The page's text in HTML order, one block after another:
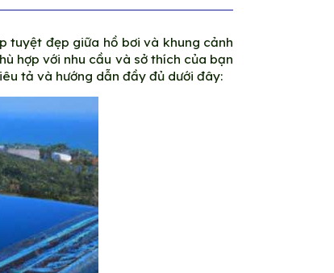
tuyệt đẹp giữa hồ bơi và khung cảnh
hợp với nhu cầu và sở thích của bạn
tả và hướng dẫn đầy đủ dưới đây: